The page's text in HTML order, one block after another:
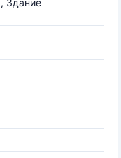
Здание